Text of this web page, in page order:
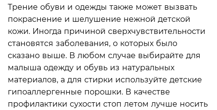
Трение обуви и одежды также может вызвать
покраснение и шелушение нежной детской
кожи. Иногда причиной сверхчувствительности
становятся заболевания, о которых было
сказано выше. В любом случае выбирайте для
малыша одежду и обувь из натуральных
материалов, а для стирки используйте детские
гипоаллергенные порошки. В качестве
профилактики сухости стоп летом лучше носить